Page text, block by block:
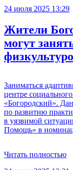
24 июля 2025 13:29
Жители
могут
Заниматься
центре
«Богородский».
по развитию
в уязвимой
Помощь» в
Читать полностью